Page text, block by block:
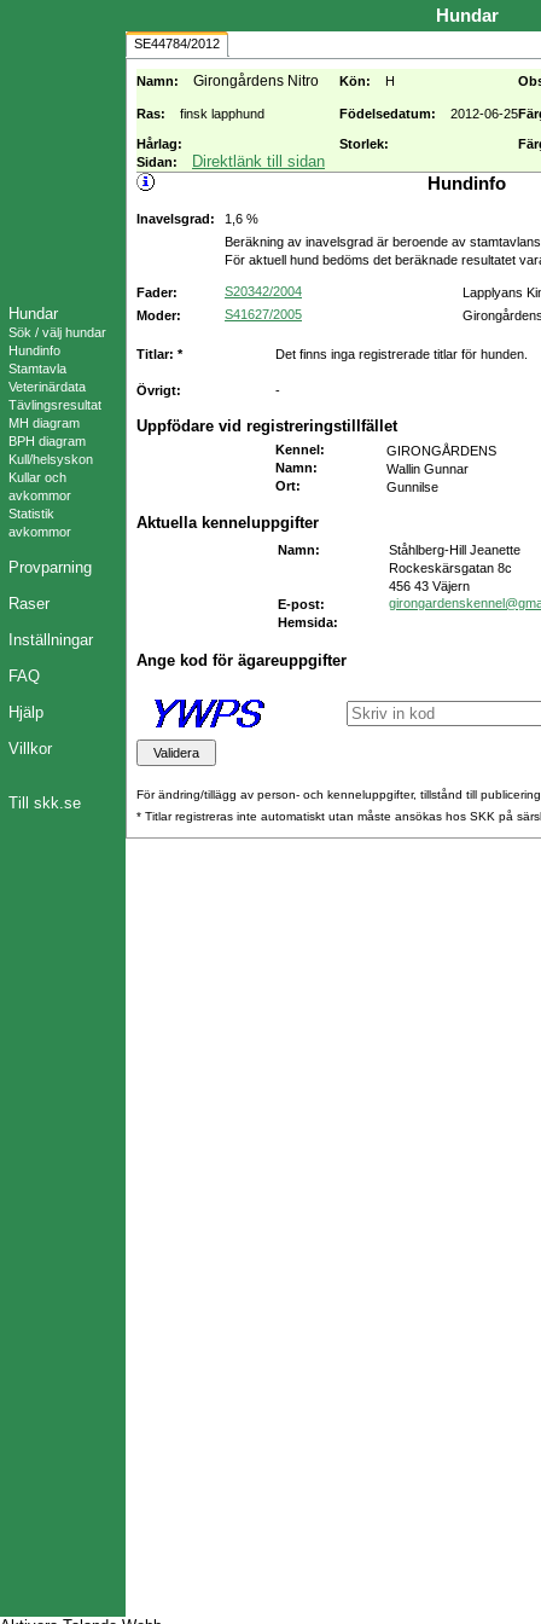
Hundar
Sök / välj hundar
Hundinfo
Stamtavla
Veterinärdata
Tävlingsresultat
MH diagram
BPH diagram
Kull/helsyskon
Kullar och
avkommor
Statistik
avkommor
Provparning
Raser
Inställningar
FAQ
Hjälp
Villkor
Till skk.se
Hundar
SE44784/2012
Namn: Girongårdens Nitro Kön: H
Ras: finsk lapphund Födelsedatum: 2012-06-25
Hårlag: Storlek:
Sidan:
Direktlänk till sidan
Hundinfo
Inavelsgrad:
1,6 %
Beräkning av inavelsgrad är beroende av
För aktuell hund bedöms det beräknade resultatet
Fader: S20342/2004
Lapplyans
Moder:
S41627/2005
Titlar: * Det finns inga registrerade titlar för hunden.
Övrigt: -
Uppfödare vid registreringstillfället
Kennel :
GIRONGÅRDENS
Namn:
Wallin Gunnar
Ort: Gunnilse
Aktuella kenneluppgifter
Namn:
Ståhlberg-Hill Jeanette
Rockeskärsgatan 8c
456 43 Väjern
E-post:
Hemsida:
Ange kod för ägareuppgifter
För ändring/tillägg av person- och kenneluppgifter, tillstånd till
* Titlar registreras inte automatiskt utan måste ansökas hos SKK på